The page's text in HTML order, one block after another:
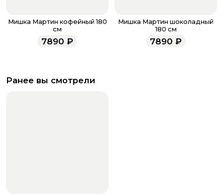
Мишка Мартин кофейный 180
см
7890 ₽
Мишка Мартин шоколадный
180 см
7890 ₽
Ранее вы смотрели